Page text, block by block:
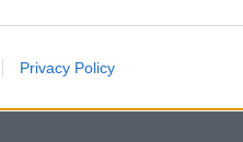
Privacy Policy